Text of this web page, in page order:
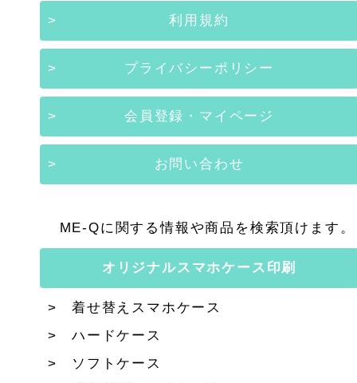
利用規約
プライバシーポリシー
会員登録・マイページ
お問い合わせ
ME-Qに関する情報や商品を検索頂けます。
オリジナルスマホケース印刷
着せ替えスマホケース
ハードケース
ソフトケース